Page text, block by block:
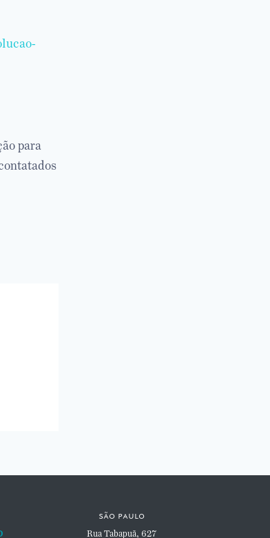
para
são paulo
Rua Tabapuã, 627